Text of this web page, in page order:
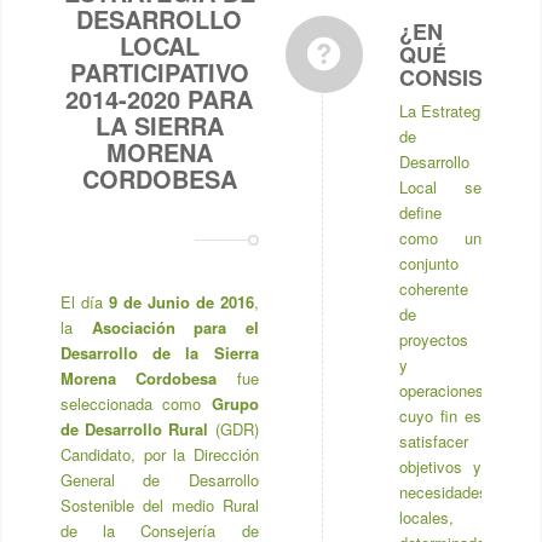
ESTRATEGIA DE
DESARROLLO
LOCAL
PARTICIPATIVO
2014-2020 PARA
LA SIERRA
MORENA
El día9 de Junio de 2016,
laAsociación para el
Desarrollo de la Sierra
Morena Cordobesafue
seleccionada como Grupo
de Desarrollo Rural(GDR)
Candidato, por la Dirección
General de Desarrollo
Sostenible del medio Rural
¿EN
QUÉ
CONSISTE?
La Estrategia
de
Desarrollo
Local se
define
como un
conjunto
coherente
de
proyectos
y
operaciones
cuyo fin es
satisfacer
objetivos y
necesidades